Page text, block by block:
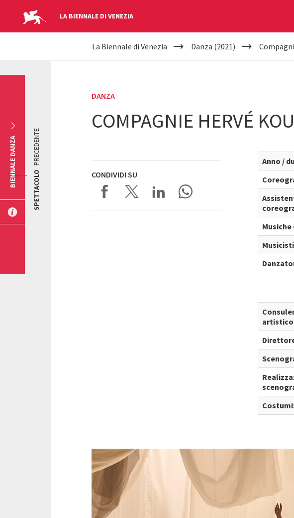
LA BIENNALE DI VENEZIA
YOUR
La Biennale di Venezia Danza (2021)
DANZA
COMPAGNIE HERVÉ
CONDIVIDI SU
Anno /
SPETTACOLO
PRECEDENTE
BIENNALE DANZA